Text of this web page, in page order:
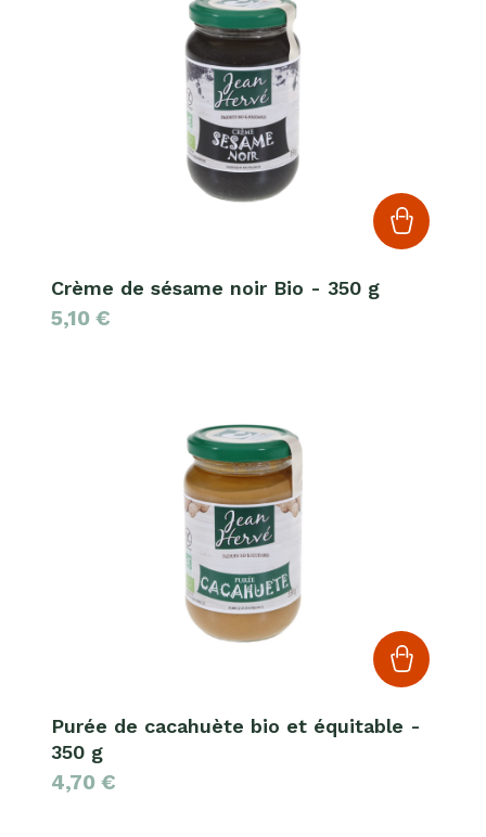
Crème de sésame noir Bio - 350 g
5,10 €
Purée de cacahuète bio et équitable -
350 g
4,70 €